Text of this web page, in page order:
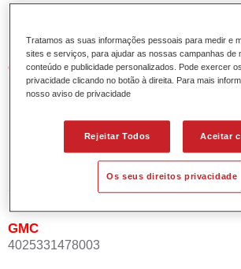
Características do produto
Referência do artigo
37132530
GMC
4025331478003
Tratamos as suas informações pessoais para medir e
sites e serviços, para ajudar as nossas campanhas de
conteúdo e publicidade personalizados. Pode exercer
privacidade clicando no botão à direita. Para mais
nosso aviso de privacidade
Rejeitar Todos Aceitar
Os seus direitos privacidade